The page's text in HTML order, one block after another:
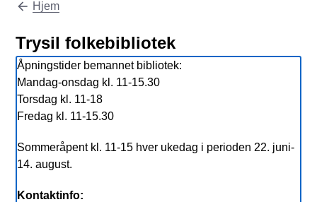
Du er her:
Hjem
Trysil folkebibliotek
Åpningstider bemannet bibliotek:
Mandag-onsdag kl. 11-15.30
Torsdag kl. 11-18
Fredag kl. 11-15.30
Sommeråpent kl. 11-15 hver ukedag i perioden 22. juni-
14. august.
Kontaktinfo: